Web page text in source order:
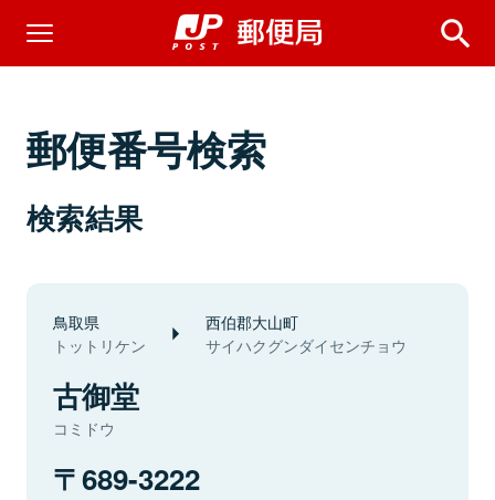
郵便番号検索
検索結果
鳥取県
トットリケン
西伯郡大山町
サイハクグンダイセンチョウ
古御堂
コミドウ
689-3222